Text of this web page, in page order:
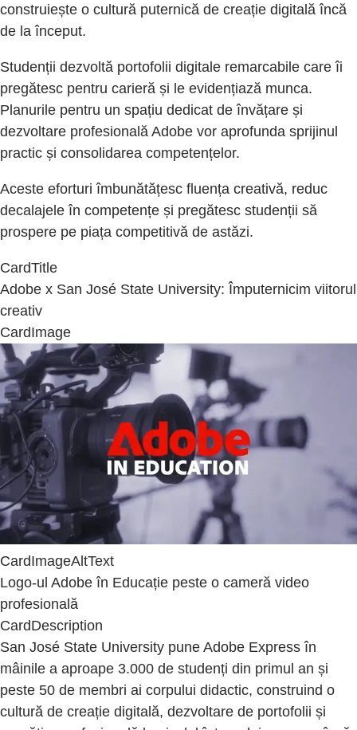
construiește o cultură puternică de creație digitală încă
de la început.
Studenții dezvoltă portofolii digitale remarcabile care îi
pregătesc pentru carieră și le evidențiază munca.
Planurile pentru un spațiu dedicat de învățare și
dezvoltare profesională Adobe vor aprofunda sprijinul
practic și consolidarea competențelor.
Aceste eforturi îmbunătățesc fluența creativă, reduc
decalajele în competențe și pregătesc studenții să
prospere pe piața competitivă de astăzi.
CardTitle
Adobe x San José State University: Împuternicim viitorul
creativ
CardImage
CardImageAltText
Logo-ul Adobe în Educație peste o cameră video
profesională
CardDescription
San José State University pune Adobe Express în
mâinile a aproape 3.000 de studenți din primul an și
peste 50 de membri ai corpului didactic, construind o
cultură de creație digitală, dezvoltare de portofolii și